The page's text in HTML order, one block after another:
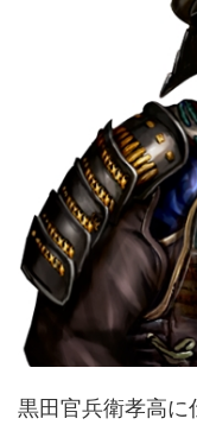
黒田官兵衛孝高に